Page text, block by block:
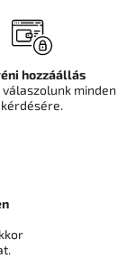
hozzáállás
minden
kérdésére.